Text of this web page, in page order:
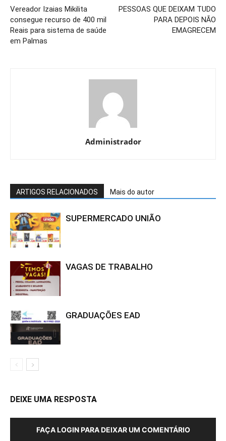
Vereador Izaias Mikilita
consegue recurso de 400 mil
Reais para sistema de saúde
em Palmas
PESSOAS QUE DEIXAM TUDO
PARA DEPOIS NÃO
EMAGRECEM
Administrador
ARTIGOS RELACIONADOS Mais do autor
SUPERMERCADO UNIÃO
VAGAS DE TRABALHO
GRADUAÇÕES EAD
DEIXE UMA RESPOSTA
FAÇA LOGIN PARA DEIXAR UM COMENTÁRIO